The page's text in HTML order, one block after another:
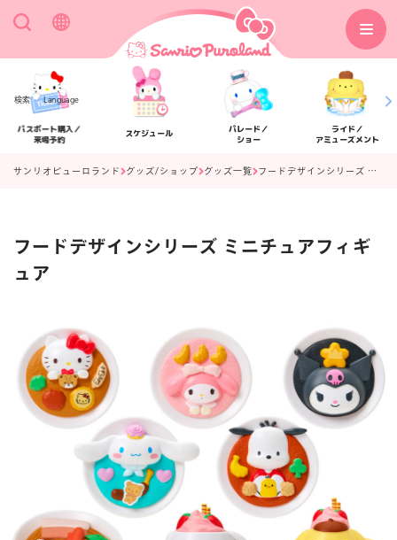
検索 Language
パスポート購入／
来場予約
スケジュール
パレード／
ショー
ライド／
アミューズメント
アクセス フロアマップ
楽しみ方 サービスガイド
サンリオピューロランド グッズ/ショップ グッズ一覧 フードデザインシリーズ ミニチュアフィギュア
フードデザインシリーズ ミニチュアフィギ
ュア